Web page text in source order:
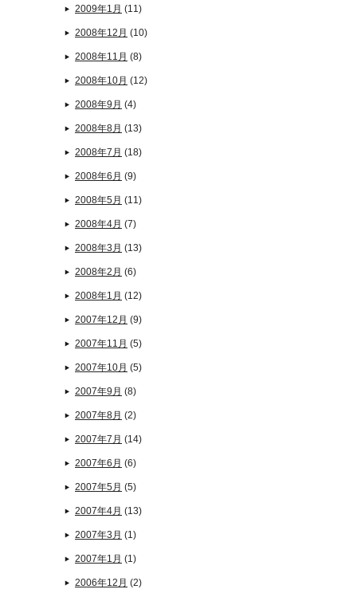
2009年1月 (11)
2008年12月 (10)
2008年11月 (8)
2008年10月 (12)
2008年9月 (4)
2008年8月 (13)
2008年7月 (18)
2008年6月 (9)
2008年5月 (11)
2008年4月 (7)
2008年3月 (13)
2008年2月 (6)
2008年1月 (12)
2007年12月 (9)
2007年11月 (5)
2007年10月 (5)
2007年9月 (8)
2007年8月 (2)
2007年7月 (14)
2007年6月 (6)
2007年5月 (5)
2007年4月 (13)
2007年3月 (1)
2007年1月 (1)
2006年12月 (2)